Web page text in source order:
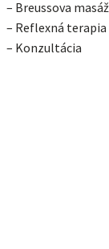
– Breussova masáž
– Reflexná terapia
– Konzultácia